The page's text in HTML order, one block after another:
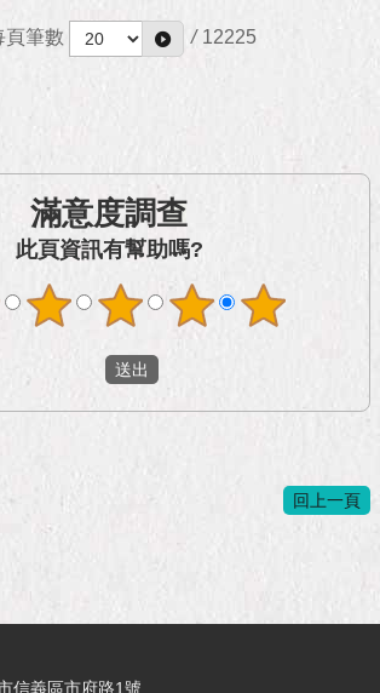
頁筆數 / 12225
滿意度調查
此頁資訊有幫助嗎?
回上一頁
信義區市府路1號